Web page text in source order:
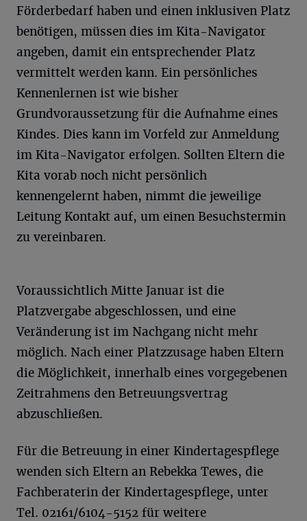
Förderbedarf haben und einen inklusiven Platz
benötigen, müssen dies im Kita-Navigator
angeben, damit ein entsprechender Platz
vermittelt werden kann. Ein persönliches
Kennenlernen ist wie bisher
Grundvoraussetzung für die Aufnahme eines
Kindes. Dies kann im Vorfeld zur Anmeldung
im Kita-Navigator erfolgen. Sollten Eltern die
Kita vorab noch nicht persönlich
kennengelernt haben, nimmt die jeweilige
Leitung Kontakt auf, um einen Besuchstermin
zu vereinbaren.
Voraussichtlich Mitte Januar ist die
Platzvergabe abgeschlossen, und eine
Veränderung ist im Nachgang nicht mehr
möglich. Nach einer Platzzusage haben Eltern
die Möglichkeit, innerhalb eines vorgegebenen
Zeitrahmens den Betreuungsvertrag
abzuschließen.
Für die Betreuung in einer Kindertagespflege
wenden sich Eltern an Rebekka Tewes, die
Fachberaterin der Kindertagespflege, unter
Tel. 02161/6104-5152 für weitere